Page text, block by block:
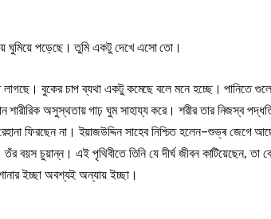
ঘুমিয়ে পড়েছে। তুমি একটু দেখে এসো তো।
লাগছে। বুকের চাপ ব্যথা একটু কমেছে বলে মনে হচ্ছে। পানিতে
শারীরিক অসুস্থতায় গাঢ় ঘুম সাহায্য করে। শরীর তার নিজস্ব
ফিরছেন না। ইয়াজউদ্দিন সাহেব নিশ্চিত হলেন–শুভ্ৰ জেগে
বয়স চুয়ান্ন। এই পৃথিবীতে তিনি যে দীর্ঘ জীবন কাটিয়েছেন, তা
ইচ্ছা অবশ্যই অন্যায় ইচ্ছা।